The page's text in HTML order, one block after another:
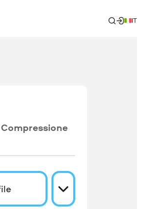
IT
Compressione